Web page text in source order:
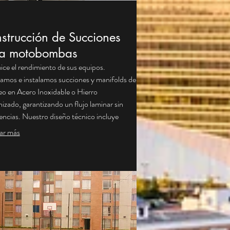
de Succiones
motobombas
el rendimiento de sus equipos.
e instalamos succiones y manifolds de
en Acero Inoxidable o Hierro
garantizando un flujo laminar sin
Nuestro diseño técnico incluye
vórtice y cálculos de diámetro precisos
de máxima precisión y durabilidad.
más